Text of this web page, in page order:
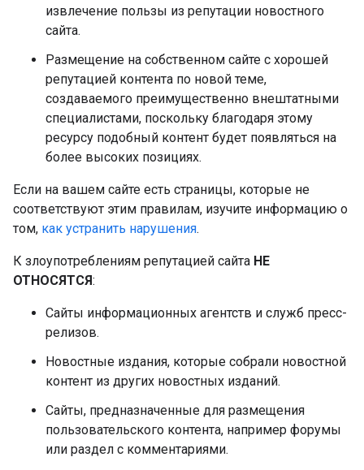
извлечение пользы из репутации новостного
сайта.
Размещение на собственном сайте с хорошей
репутацией контента по новой теме,
создаваемого преимущественно внештатными
специалистами, поскольку благодаря этому
ресурсу подобный контент будет появляться на
более высоких позициях.
Если на вашем сайте есть страницы, которые не
соответствуют этим правилам, изучите информацию о
том, как устранить нарушения.
К злоупотреблениям репутацией сайта НЕ
ОТНОСЯТСЯ:
Сайты информационных агентств и служб пресс-
релизов.
Новостные издания, которые собрали новостной
контент из других новостных изданий.
Сайты, предназначенные для размещения
пользовательского контента, например форумы
или раздел с комментариями.